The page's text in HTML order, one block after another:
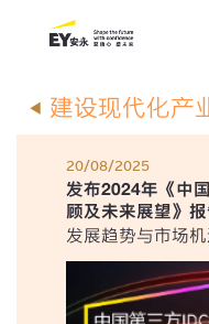
建设现代化产
20/08/2025
发布2024年《中
顾及未来展望》
发展趋势与市场机